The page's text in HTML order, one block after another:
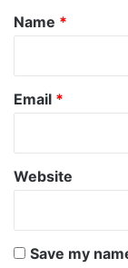
*
Name *
Email *
Website
Save my